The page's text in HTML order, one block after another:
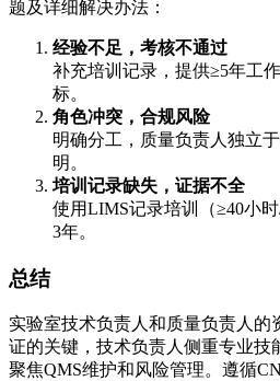
题及详细解决办法：
经验不足，考核不通过
补充培训记录，提供≥5年工
标。
角色冲突，合规风险
明确分工，质量负责人独立
明。
培训记录缺失，证据不全
使用LIMS记录培训（≥40小
3年。
总结
实验室技术负责人和质量负责人的
证的关键，技术负责人侧重专业技
聚焦QMS维护和风险管理。遵循